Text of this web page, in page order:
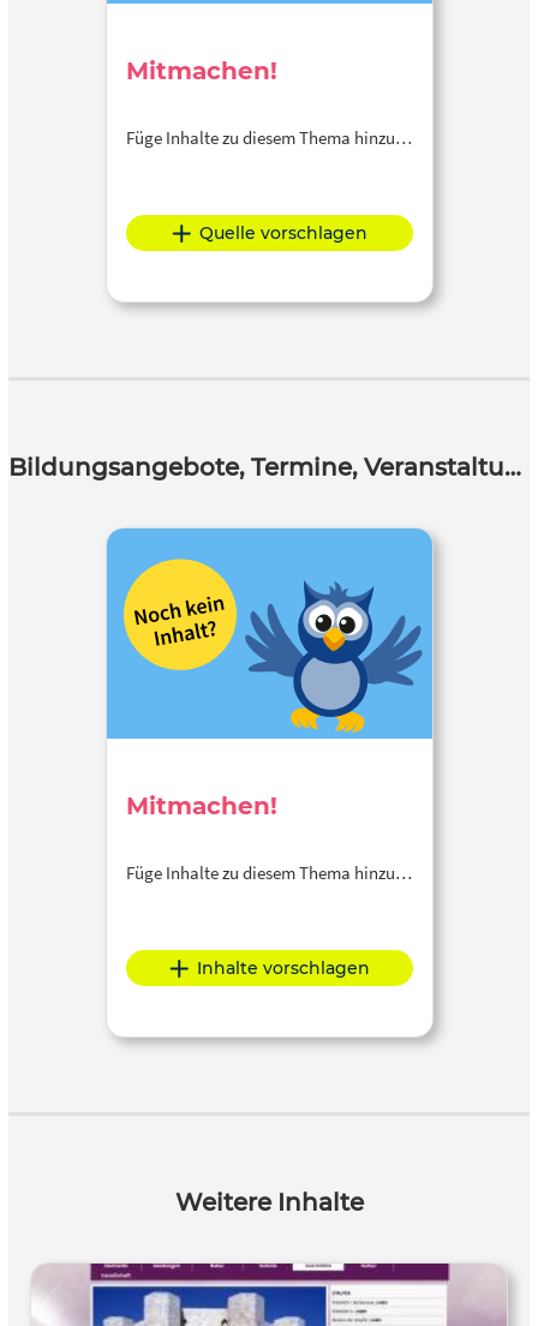
Mitmachen!
Füge Inhalte zu diesem Thema hinzu…
Quelle vorschlagen
Bildungsangebote, Termine, Veranstaltungen
Mitmachen!
Füge Inhalte zu diesem Thema hinzu…
Inhalte vorschlagen
Weitere Inhalte